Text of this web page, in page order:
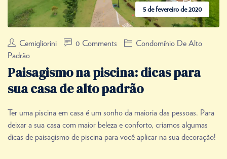
5 de fevereiro de 2020
Cemigliorini 0 Comments
Condomínio De Alto
Padrão
Paisagismo na piscina: dicas para
sua casa de alto padrão
Ter uma piscina em casa é um sonho da maioria das pessoas. Para
deixar a sua casa com maior beleza e conforto, criamos algumas
dicas de paisagismo de piscina para você aplicar na sua decoração!